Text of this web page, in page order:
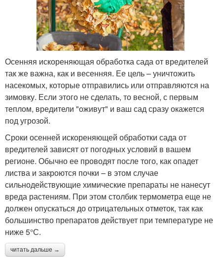
Осенняя искореняющая обработка сада от вредителей
так же важна, как и весенняя. Ее цель – уничтожить
насекомых, которые отправились или отправляются на
зимовку. Если этого не сделать, то весной, с первым
теплом, вредители "оживут" и ваш сад сразу окажется
под угрозой.
Сроки осенней искореняющей обработки сада от
вредителей зависят от погодных условий в вашем
регионе. Обычно ее проводят после того, как опадет
листва и закроются почки – в этом случае
сильнодействующие химические препараты не нанесут
вреда растениям. При этом столбик термометра еще не
должен опускаться до отрицательных отметок, так как
большинство препаратов действует при температуре не
ниже 5°С.
читать дальше →